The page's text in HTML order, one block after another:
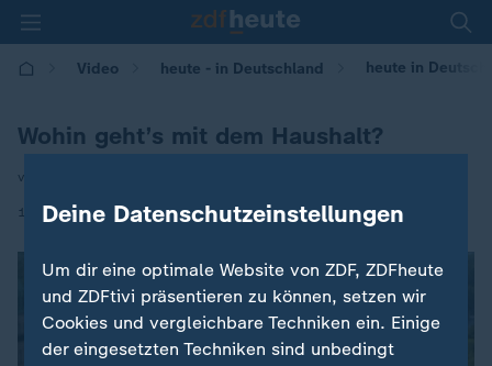
Video heute - in Deutschland heute in
Wohin geht’s mit dem Haushalt?
von Karl Hinterleitner
14.08.2024 | 14:00
Deine Datenschutzeinstellungen
Um dir eine optimale Website von ZDF, ZDFheute
und ZDFtivi präsentieren zu können, setzen wir
Cookies und vergleichbare Techniken ein. Einige
der eingesetzten Techniken sind unbedingt